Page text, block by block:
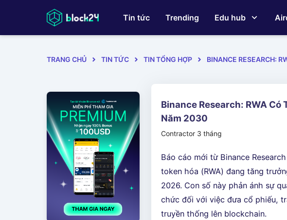
Tin tức Trending Edu hub
TRANG CHỦ TIN TỨC TIN TỔNG HỢP BINANCE RESEARCH:
Binance Research: RWA Có
Năm 2030
Contractor 3 tháng
Báo cáo mới từ Binance
token hóa (RWA) đang tăng
2026. Con số này phản ánh sự
chức đối với việc đưa cổ phiếu,
truyền thống lên blockchain.